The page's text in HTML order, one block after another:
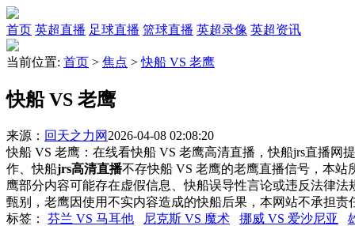
首页 英超直播 足球直播 篮球直播 英超录像 英超资讯
当前位置: 首页 > 焦点 >快船 VS 老鹰
快船 VS 老鹰
来源： 回天之力网 2026-04-08 02:08:20
快船 VS 老鹰：在线看快船 VS 老鹰高清直播，快船jrs直播网
作、快船jrs高清直播不存快船 VS 老鹰的老鹰直播信号，本
鹰部分内容可能存在虚假信息、快船误导性言论或违反法律法
甄别，老鹰因使用不实内容造成的快船后果，本网站不承担责
标签 ： 芬兰 VS 马耳他 尼克斯 VS 魔术 挪威 VS 爱沙尼亚